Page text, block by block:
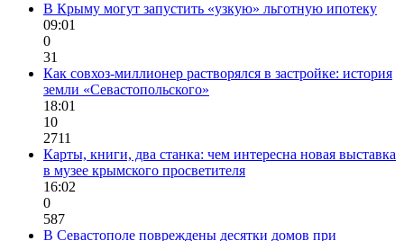
В Крыму могут запустить «узкую» льготную ипотеку
09:01
0
31
Как совхоз-миллионер растворялся в застройке: история
земли «Севастопольского»
18:01
10
2711
Карты, книги, два станка: чем интересна новая выставка
в музее крымского просветителя
16:02
0
587
В Севастополе повреждены десятки домов при